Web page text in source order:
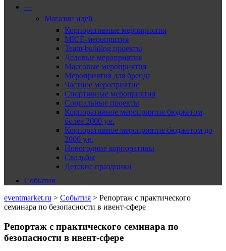
—
Магазин идей
Корпоративные мероприятия
MICE-меропрития
Team-building проекты
Деловые мероприятия
Массовые мероприятия
Мероприятия для бренда
Частное мероприятие
Спортивные мероприятия
Социальные проекты
Корпоративное мероприятие бюджетом
более 2000 у.е.
Корпоративное мероприятие бюджетом до
2000 у.е.
Новогодние корпоративы
Свадьбы
Детские праздники
События
eventmarket.ru > События > Репортаж с практического
семинара по безопасности в ивент-сфере
Репортаж с практического семинара по
безопасности в ивент-сфере